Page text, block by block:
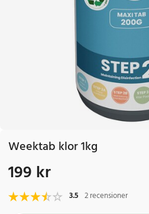
Weektab klor 1kg
Pris:199 kr
199 kr
3.5 2 recensioner